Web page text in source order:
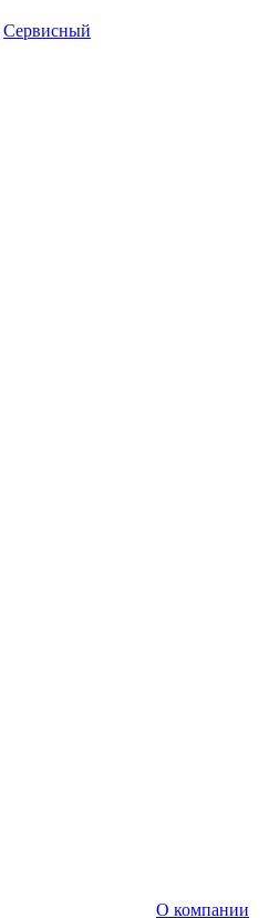
Сервисный
O компании